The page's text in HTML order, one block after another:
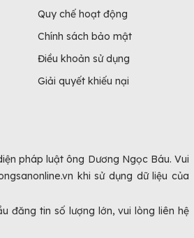
Quy chế hoạt động
Chính sách bảo mật
Điều khoản sử dụng
Giải quyết khiếu nại
pháp luật ông Dương Ngọc Báu. Vui
khi sử dụng dữ liệu của
đăng tin số lượng lớn, vui lòng liên hệ